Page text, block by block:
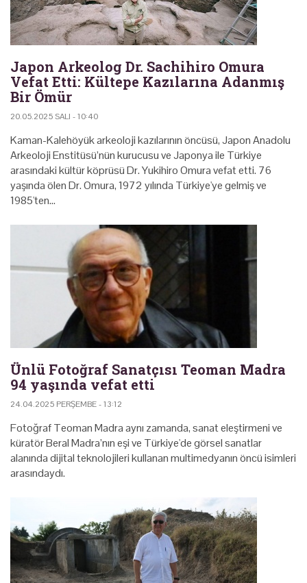
Japon Arkeolog Dr. Sachihiro Omura
Vefat Etti: Kültepe Kazılarına Adanmış
Bir Ömür
20.05.2025 SALI - 10:40
Kaman-Kalehöyük arkeoloji kazılarının öncüsü, Japon Anadolu
Arkeoloji Enstitüsü’nün kurucusu ve Japonya ile Türkiye
arasındaki kültür köprüsü Dr. Yukihiro Omura vefat etti. 76
yaşında ölen Dr. Omura, 1972 yılında Türkiye'ye gelmiş ve
1985'ten…
Ünlü Fotoğraf Sanatçısı Teoman Madra
94 yaşında vefat etti
24.04.2025 PERŞEMBE - 13:12
Fotoğraf Teoman Madra aynı zamanda, sanat eleştirmeni ve
küratör Beral Madra’nın eşi ve Türkiye'de görsel sanatlar
alanında dijital teknolojileri kullanan multimedyanın öncü isimleri
arasındaydı.